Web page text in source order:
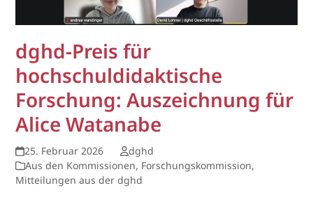
dghd-Preis für
hochschuldidaktische
Forschung: Auszeichnung für
Alice Watanabe
25. Februar 2026
dghd
Aus den Kommissionen, Forschungskommission,
Mitteilungen aus der dghd